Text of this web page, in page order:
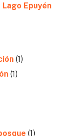
Epuyén
(1)
(1)
(1)